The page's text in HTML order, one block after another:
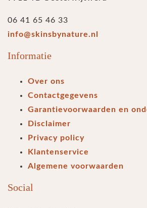
06 41 65 46 33
info@skinsbynature.nl
Informatie
Over ons
Contactgegevens
Garantievoorwaarden en
Disclaimer
Privacy policy
Klantenservice
Algemene voorwaarden
Social